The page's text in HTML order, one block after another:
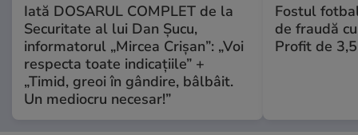
Iată DOSARUL COMPLET de la
Securitate al lui Dan Șucu,
informatorul „Mircea Crișan”: „Voi
respecta toate indicațiile” +
„Timid, greoi în gândire, bâlbâit.
Un mediocru necesar!”
Fostul
de fraudă
Profit de